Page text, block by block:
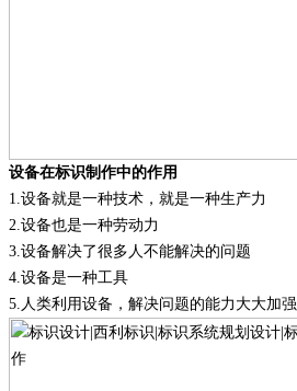
设备在标识制作中的作用
1 设备就是一种技术，就是一种生产力
2 设备也是一种劳动力
3 设备解决了很多人不能解决的问题
4 设备是一种工具
5 人类利用设备，解决问题的能力大大加强